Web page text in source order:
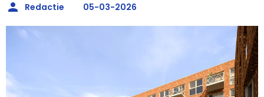
Redactie 05-03-2026